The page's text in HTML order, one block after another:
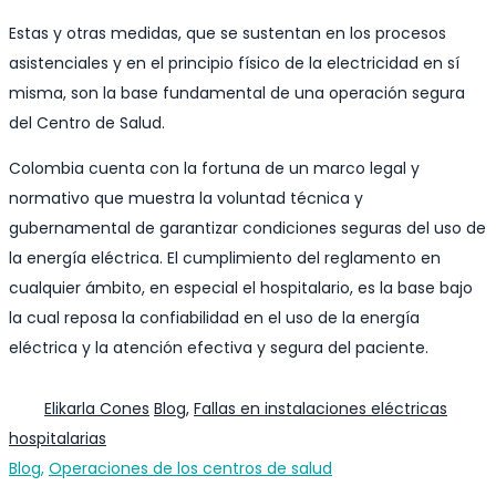
Estas y otras medidas, que se sustentan en los procesos
asistenciales y en el principio físico de la electricidad en sí
misma, son la base fundamental de una operación segura
del Centro de Salud.
Colombia cuenta con la fortuna de un marco legal y
normativo que muestra la voluntad técnica y
gubernamental de garantizar condiciones seguras del uso de
la energía eléctrica. El cumplimiento del reglamento en
cualquier ámbito, en especial el hospitalario, es la base bajo
la cual reposa la confiabilidad en el uso de la energía
eléctrica y la atención efectiva y segura del paciente.
Elikarla Cones Blog, Fallas en instalaciones eléctricas
hospitalarias
Categories
Blog, Operaciones de los centros de salud